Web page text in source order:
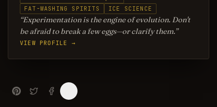
FAT-WASHING SPIRITS
ICE SCIENCE
Experimentation is the engine of evolution. Don't
be afraid to break a few eggs—or clarify them.
VIEW PROFILE →